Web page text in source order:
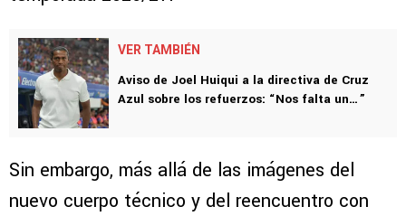
VER TAMBIÉN
Aviso de Joel Huiqui a la directiva de Cruz
Azul sobre los refuerzos: “Nos falta un…”
Sin embargo, más allá de las imágenes del
nuevo cuerpo técnico y del reencuentro con